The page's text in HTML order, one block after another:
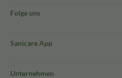
Folge uns
Sanicare App
Unternehmen